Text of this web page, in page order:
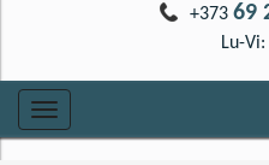
+373 69
Lu-
Toggle
navigation